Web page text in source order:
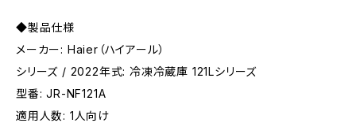
◆製品仕様
メーカー: Haier（ハイアール）
シリーズ / 2022年式: 冷凍冷蔵庫 121Lシリーズ
型番: JR-NF121A
適用人数: 1人向け